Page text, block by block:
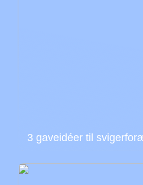
3 gaveidéer til